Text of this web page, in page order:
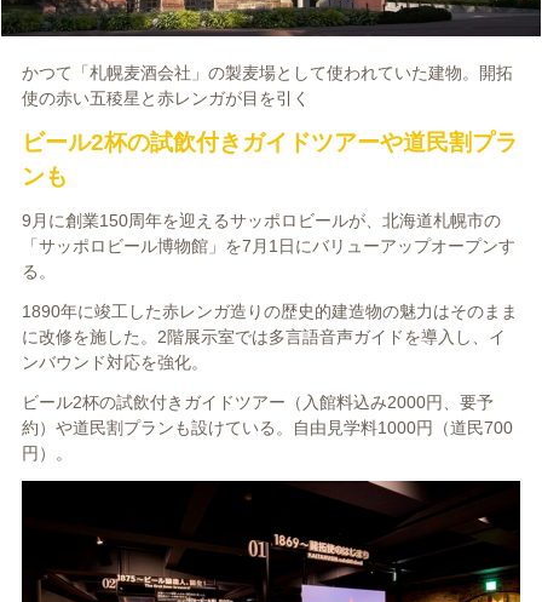
かつて「札幌麦酒会社」の製麦場として使われていた建物。開拓
使の赤い五稜星と赤レンガが目を引く
ビール2杯の試飲付きガイドツアーや道民割プラ
ンも
9月に創業150周年を迎えるサッポロビールが、北海道札幌市の
「サッポロビール博物館」を7月1日にバリューアップオープンす
る。
1890年に竣工した赤レンガ造りの歴史的建造物の魅力はそのまま
に改修を施した。2階展示室では多言語音声ガイドを導入し、イ
ンバウンド対応を強化。
ビール2杯の試飲付きガイドツアー（入館料込み2000円、要予
約）や道民割プランも設けている。自由見学料1000円（道民700
円）。